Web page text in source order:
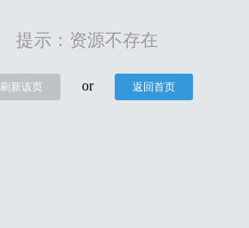
提示：资源不存在
刷新该页 or 返回首页